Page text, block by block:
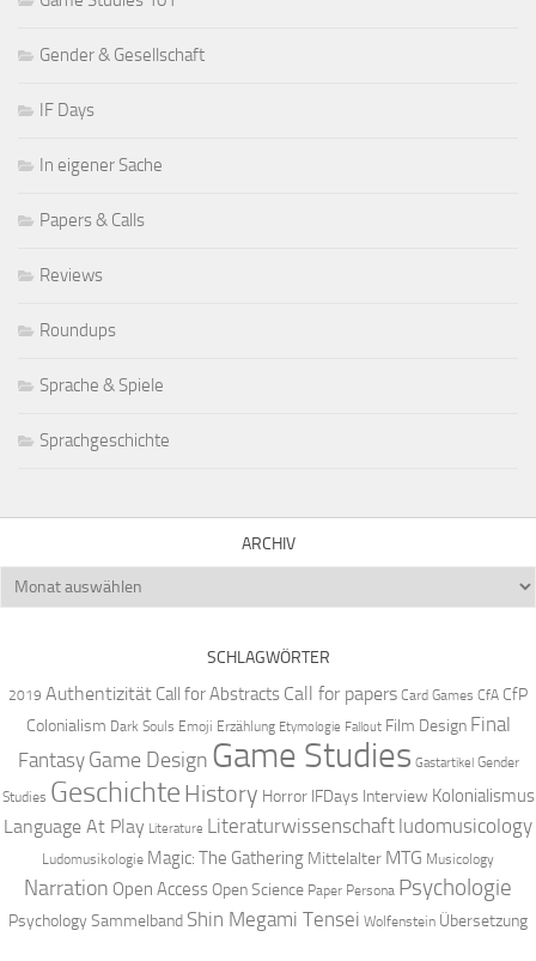
Gender & Gesellschaft
IF Days
In eigener Sache
Papers & Calls
Reviews
Roundups
Sprache & Spiele
Sprachgeschichte
ARCHIV
Archiv
SCHLAGWÖRTER
2019 Authentizität Call for Abstracts Call for papers Card Games CfA CfP
Colonialism Dark Souls Emoji Erzählung Etymologie Fallout Film Design Final
Fantasy Game Design Game Studies Gastartikel Gender
Studies Geschichte History Horror IFDays Interview Kolonialismus
Language At Play Literature Literaturwissenschaft ludomusicology
Ludomusikologie Magic: The Gathering Mittelalter MTG Musicology
Narration Open Access Open Science Paper Persona Psychologie
PsychologySammelband Shin Megami Tensei Wolfenstein Übersetzung